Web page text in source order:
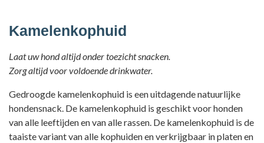
Kamelenkophuid
Laat uw hond altijd onder toezicht snacken.
Zorg altijd voor voldoende drinkwater.
Gedroogde kamelenkophuid is een uitdagende natuurlijke
hondensnack. De kamelenkophuid is geschikt voor honden
van alle leeftijden en van alle rassen. De kamelenkophuid is de
taaiste variant van alle kophuiden en verkrijgbaar in platen en